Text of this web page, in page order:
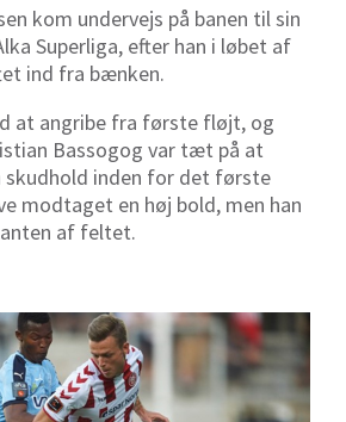
kom undervejs på banen til sin
Superliga, efter han i løbet af
ind fra bænken.
at angribe fra første fløjt, og
Bassogog var tæt på at
skudhold inden for det første
modtaget en høj bold, men han
af feltet.